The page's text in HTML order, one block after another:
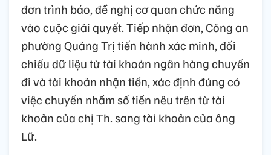
đơn trình báo, đề nghị cơ quan chức năng
vào cuộc giải quyết. Tiếp nhận đơn, Công an
phường Quảng Trị tiến hành xác minh, đối
chiếu dữ liệu từ tài khoản ngân hàng chuyển
đi và tài khoản nhận tiền, xác định đúng có
việc chuyển nhầm số tiền nêu trên từ tài
khoản của chị Th. sang tài khoản của ông
Lữ.